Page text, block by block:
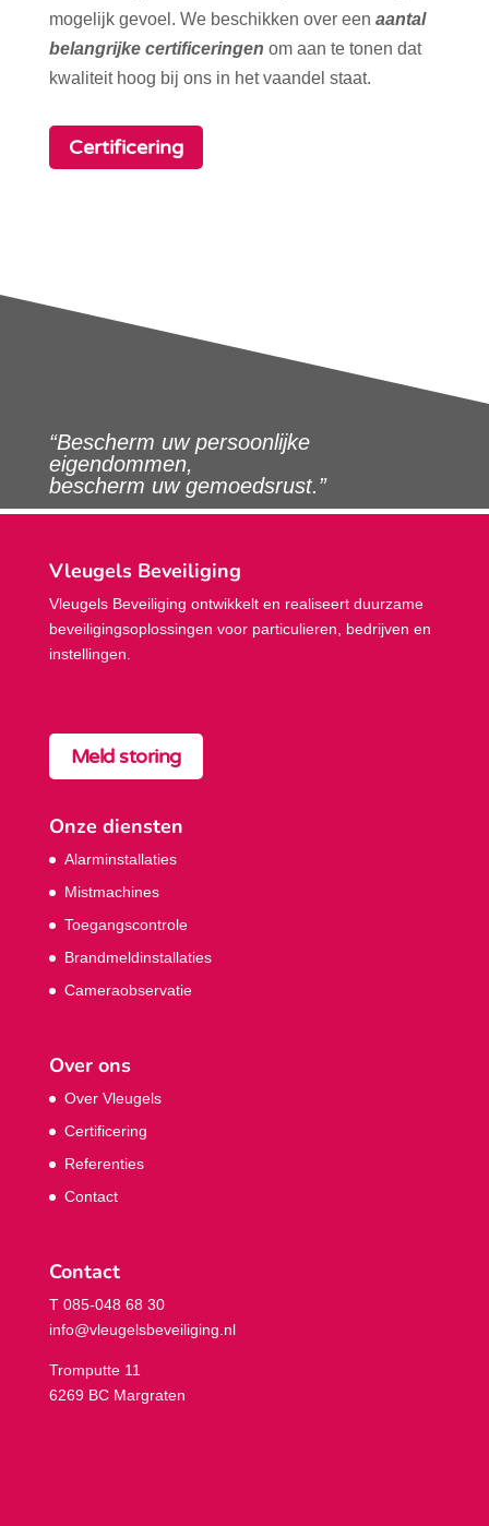
mogelijk gevoel. We beschikken over een aantal
belangrijke certificeringen om aan te tonen dat
kwaliteit hoog bij ons in het vaandel staat.
Certificering
“Bescherm uw persoonlijke
eigendommen,
bescherm uw gemoedsrust.”
Vleugels Beveiliging
Vleugels Beveiliging ontwikkelt en realiseert duurzame
beveiligings­oplossingen voor particulieren, bedrijven en
instellingen.
Meld storing
Onze diensten
Alarminstallaties
Mistmachines
Toegangscontrole
Brandmeldinstallaties
Cameraobservatie
Over ons
Over Vleugels
Certificering
Referenties
Contact
Contact
T 085-048 68 30
info@vleugelsbeveiliging.nl
Tromputte 11
6269 BC Margraten